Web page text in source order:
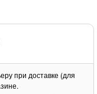
при доставке (для